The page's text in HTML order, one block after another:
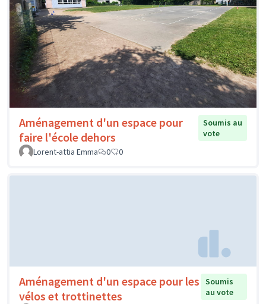
Aménagement d'un espace pour
faire l'école dehors
Soumis au
vote
Lorent-attia Emma
0 0
Aménagement d'un espace pour les
vélos et trottinettes
Soumis
au vote